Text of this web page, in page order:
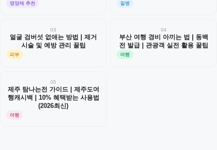
영양제 추천 질병
03
얼굴 검버섯 없애는 방법 | 제거
시술 및 예방 관리 꿀팁
피부
04
부산 여행 경비 아끼는 법 | 동백
전 발급 | 관광객 실전 활용 꿀팁
여행
05
제주 탐나는전 가이드 | 제주도여
행캐시백 | 10% 혜택받는 사용법
(2026최신)
여행